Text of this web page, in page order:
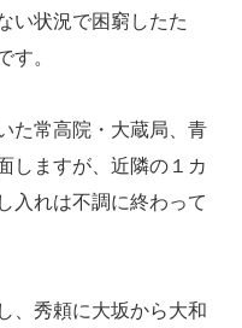
い状況で困窮したた
す。
た常高院・大蔵局、青
しますが、近隣の１カ
入れは不調に終わって
、秀頼に大坂から大和